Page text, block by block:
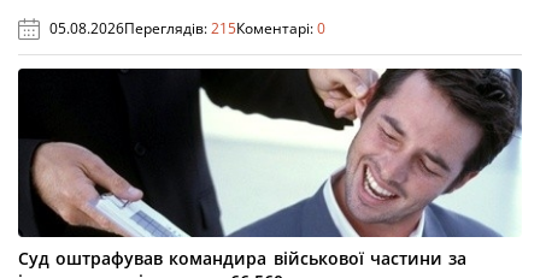
05.08.2026Переглядів:215Коментарі:0
Суд оштрафував командира військової частини за